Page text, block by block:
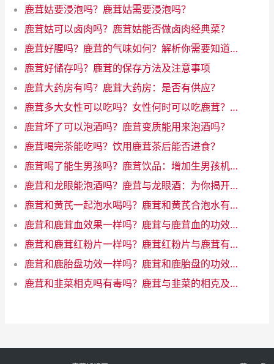
鹿茸姑要浸泡吗？鹿茸姑需要浸泡吗？
鹿茸姑可以卤肉吗？鹿茸姑能否做卤肉经典菜？
鹿茸好腥吗？鹿茸的气味如何？解析你需要知道的所有
鹿茸好储存吗？鹿茸的保存方法及注意事项
鹿茸大药房有吗？鹿茸大药房：是否有供应？
鹿茸多大女性可以吃吗？女性何时可以吃鹿茸？了解年龄限制
鹿茸坏了可以泡酒吗？鹿茸变质能用来泡酒吗？
鹿茸喝完茶能吃吗？饮用鹿茸茶后能否进食？
鹿茸喝了能生男孩吗？鹿茸饮品：增加生男孩机会的魔力饮料
鹿茸和龙眼能泡酒吗？鹿茸与龙眼酒：为你揭开神秘配对的奇迹！
鹿茸和黄芪一起泡水喝吗？鹿茸和黄芪合泡水有什么好处
鹿茸和鹿茸血效果一样吗？鹿茸与鹿茸血的功效一样吗？
鹿茸和鹿茸红粉片一样吗？鹿茸红粉片与鹿茸有何差异？
鹿茸和鹿胎盘功效一样吗？鹿茸和鹿胎盘的功效相似吗？
鹿茸和韭菜相克吗有毒吗？鹿茸与韭菜的相克及风险